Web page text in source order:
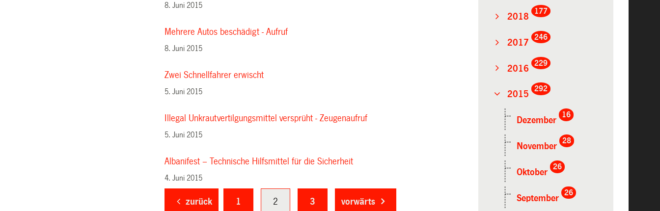
8. Juni 2015
Mehrere Autos beschädigt - Aufruf
8. Juni 2015
Zwei Schnellfahrer erwischt
5. Juni 2015
Illegal Unkrautvertilgungsmittel versprüht - Zeugenaufruf
5. Juni 2015
Albanifest – Technische Hilfsmittel für die Sicherheit
4. Juni 2015
zurück 1 2 3 vorwärts
2018
177
2017
246
2016
229
2015
292
Dezember
16
November
28
Oktober
26
September
26